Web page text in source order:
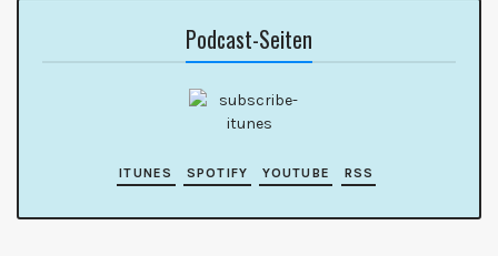
Podcast-Seiten
ITUNES SPOTIFY YOUTUBE RSS